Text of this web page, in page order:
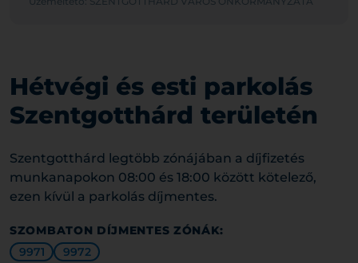
Hétvégi és esti parkolás
Szentgotthárd területén
Szentgotthárd legtöbb zónájában a díjfizetés
munkanapokon 08:00 és 18:00 között kötelező,
ezen kívül a parkolás díjmentes.
SZOMBATON DÍJMENTES ZÓNÁK:
9971
9972